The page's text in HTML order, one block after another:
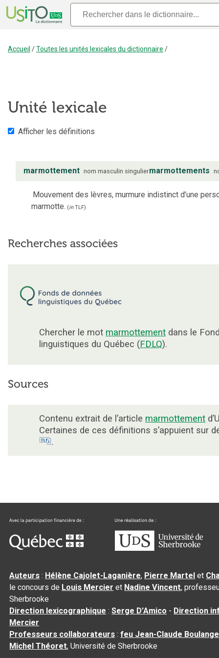
Accueil /Toutes les unités lexicales du dictionnaire /
Unité lexicale
Afficher les définitions
marmottement nom masculin singuliermarmottements
Mouvement des lèvres, murmure indistinct d’une
marmotte. (inTLF)
Recherches associées
Chercher le mot marmottement dans le
linguistiques du Québec (FDLQ).
Sources
Contenu extrait de l’article marmottement
Certaines de ces définitions s’appuient sur
.
Auteurs : Hélène Cajolet-Laganière, Pierre Martel et
le concours de Louis Mercier et Nadine Vincent,
Sherbrooke
Direction lexicographique :Serge D’Amico - Direction
Mercier
Professeurs collaborateurs :feu Jean-Claude
Michel Théoret, Université de Sherbrooke